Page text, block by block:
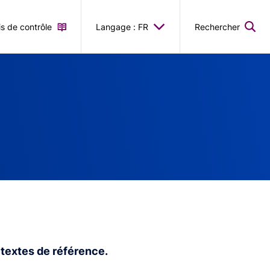
de contrôle Langage : FR Rechercher
de référence.